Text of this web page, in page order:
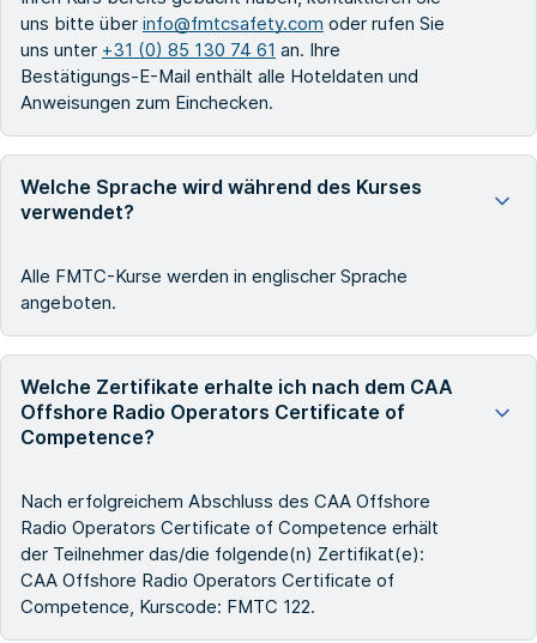
uns bitte über info@fmtcsafety.com oder rufen Sie
uns unter +31 (0) 85 130 74 61 an. Ihre
Bestätigungs-E-Mail enthält alle Hoteldaten und
Anweisungen zum Einchecken.
Welche Sprache wird während des Kurses
verwendet?
Alle FMTC-Kurse werden in englischer Sprache
angeboten.
Welche Zertifikate erhalte ich nach dem CAA
Offshore Radio Operators Certificate of
Competence?
Nach erfolgreichem Abschluss des CAA Offshore
Radio Operators Certificate of Competence erhält
der Teilnehmer das/die folgende(n) Zertifikat(e):
CAA Offshore Radio Operators Certificate of
Competence, Kurscode: FMTC 122.